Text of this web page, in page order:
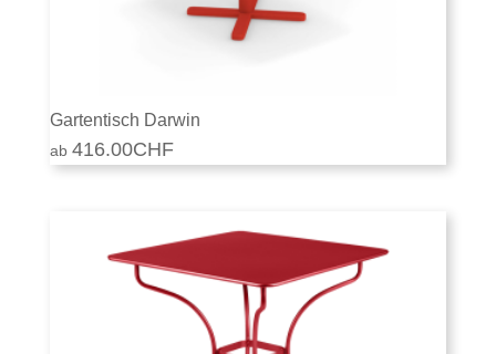
Gartentisch Darwin
416.00CHF